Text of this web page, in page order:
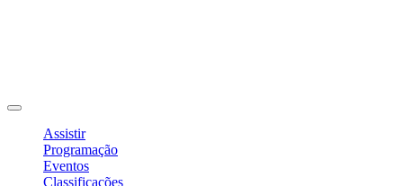
Assistir
Programação
Eventos
Classificações